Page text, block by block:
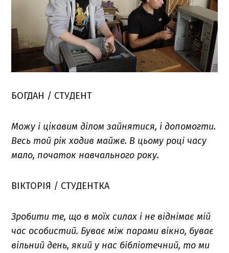
БОГДАН / СТУДЕНТ
Можу і цікавим ділом зайнятися, і допомогти.
Весь той рік ходив майже. В цьому році часу
мало, початок навчального року.
ВІКТОРІЯ / СТУДЕНТКА
Зробити те, що в моїх силах і не віднімає мій
час особистий. Буває між парами вікно, буває
вільний день, який у нас бібліотечний, то ми